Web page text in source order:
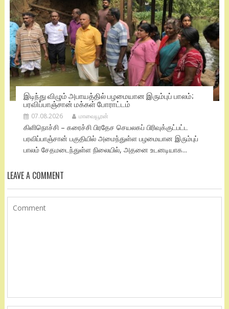
இடிந்து விழும் அபாயத்தில் பழமையான இரும்புப் பாலம்;
பரவிப்பாஞ்சான் மக்கள் போராட்டம்
07.08.2026 மாவையூரன்
கிளிநொச்சி – கரைச்சி பிரதேச செயலகப் பிரிவுக்குட்பட்ட
பரவிப்பாஞ்சான் பகுதியில் அமைந்துள்ள பழமையான இரும்புப்
பாலம் சேதமடைந்துள்ள நிலையில், அதனை உடனடியாக...
LEAVE A COMMENT